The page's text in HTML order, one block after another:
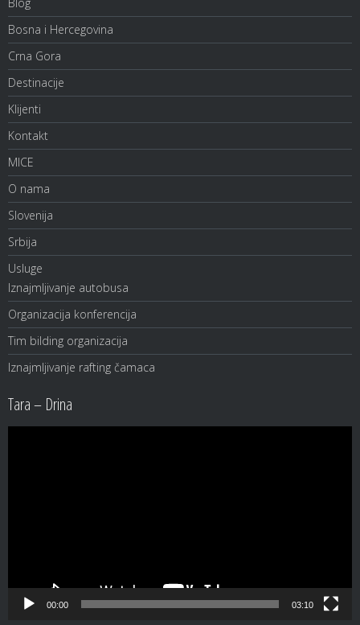
Bosna i Hercegovina
Crna Gora
Destinacije
Klijenti
Kontakt
MICE
O nama
Slovenija
Srbija
Usluge
Iznajmljivanje autobusa
Organizacija konferencija
Tim bilding organizacija
Iznajmljivanje rafting čamaca
Tara – Drina
00:00 03:10